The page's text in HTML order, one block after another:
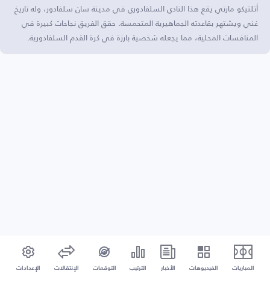
أتلتيكو مارتي يقع هذا النادي السلفادوري في مدينة سان سلفادور، وله تاريخ
غني ويشتهر بقاعدته الجماهيرية المتحمسة. حقق الفريق نجاحات كبيرة في
المنافسات المحلية، مما يجعله شخصية بارزة في كرة القدم السلفادورية.
المباريات الفيديوهات الأخبار الترتيب التوقعات الإنتقالات الإعدادات